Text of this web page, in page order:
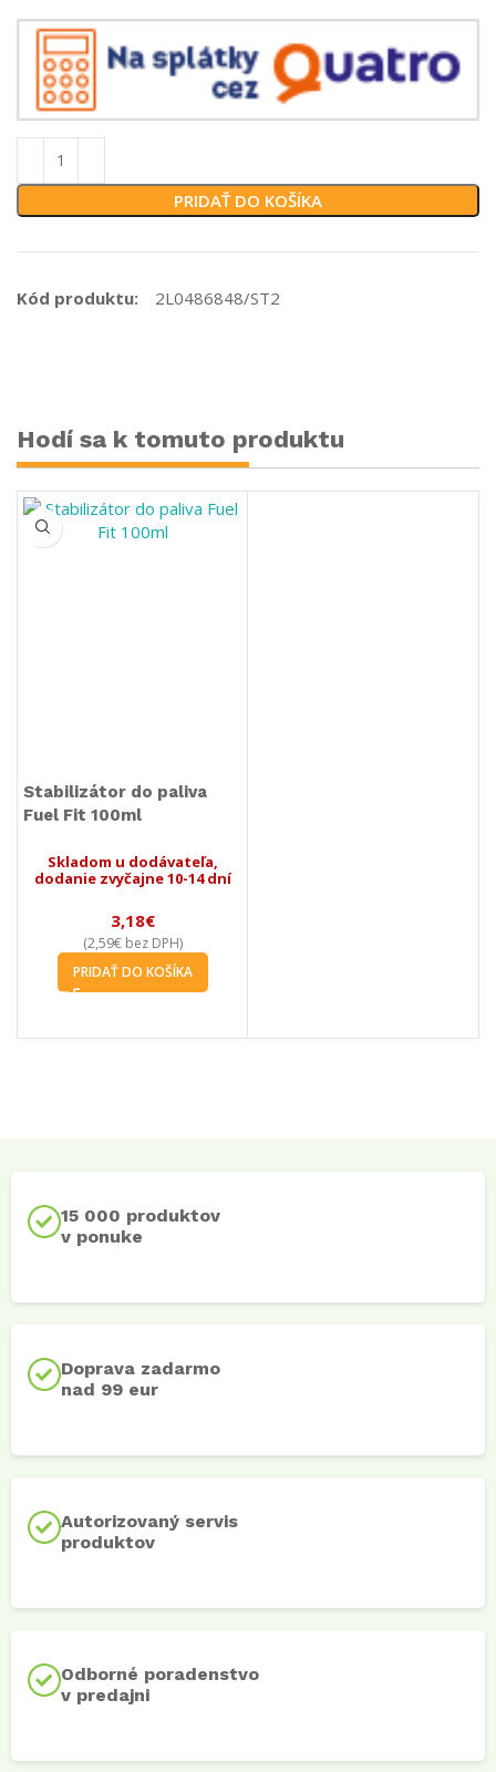
PRIDAŤ DO KOŠÍKA
Kód produktu: 2L0486848/ST2
Hodí sa k tomuto produktu
Stabilizátor do paliva
Fuel Fit 100ml
Skladom u dodávateľa,
dodanie zvyčajne 10-14 dní
3,18€
(2,59€bez DPH)
PRIDAŤ DO KOŠÍKA
15 000 produktov
v ponuke
Doprava zadarmo
nad 99 eur
Autorizovaný servis
produktov
Odborné poradenstvo
v predajni